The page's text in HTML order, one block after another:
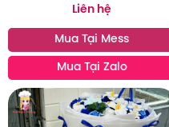
Liên hệ
Mua Tại Mess
Mua Tại Zalo